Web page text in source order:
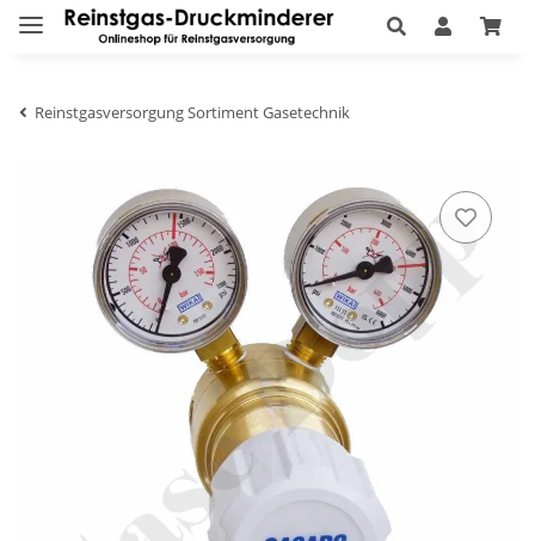
Reinstgasversorgung Sortiment Gasetechnik